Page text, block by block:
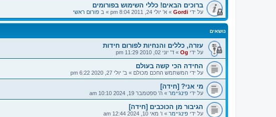
ברוכים הבאים! כללי השימוש בפורומים
על ידי Gordi
» א' יולי 24, 2011 8:04 pm » ב פורום ראשי
נושאים
עזרה, כללים והנחיות לפורום חידות
על ידי Og
» ד' יוני 02, 2010 11:29 pm
החידה הכי קשה בעולם
על ידי המשתמש החכם מכולם » ב' יולי 27, 2020 6:22 pm
מי אני? [חידה]
על ידי פינגיימר » ה' ספטמבר 19, 2024 10:10 am
הגיבור מן הכוכבים [חידה]
על ידי פינגיימר » ו' מאי 10, 2024 12:44 am